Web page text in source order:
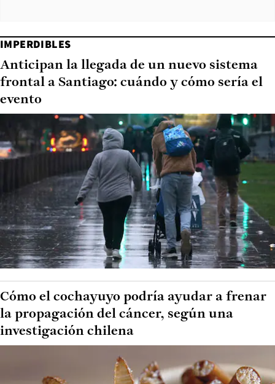
IMPERDIBLES
Anticipan la llegada de un nuevo sistema
frontal a Santiago: cuándo y cómo sería el
evento
Cómo el cochayuyo podría ayudar a frenar
la propagación del cáncer, según una
investigación chilena